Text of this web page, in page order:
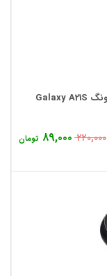
۲۲۰,۰۰۰ ۸۹,۰۰۰ تومان